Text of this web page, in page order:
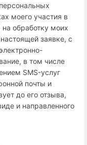
моего участия в
обработку моих
заявке, с
в том числе
SMS-услуг
почты и
до его отзыва,
и направленного